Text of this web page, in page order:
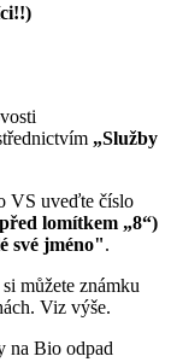
„Služby
VS uveďte číslo
lomítkem „8“)
své jméno".
můžete známku
Viz výše.
na Bio odpad